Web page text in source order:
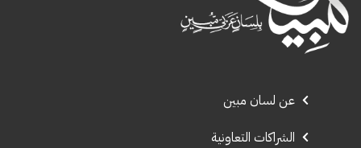
عن لسان مبين
الشراكات التعاونية